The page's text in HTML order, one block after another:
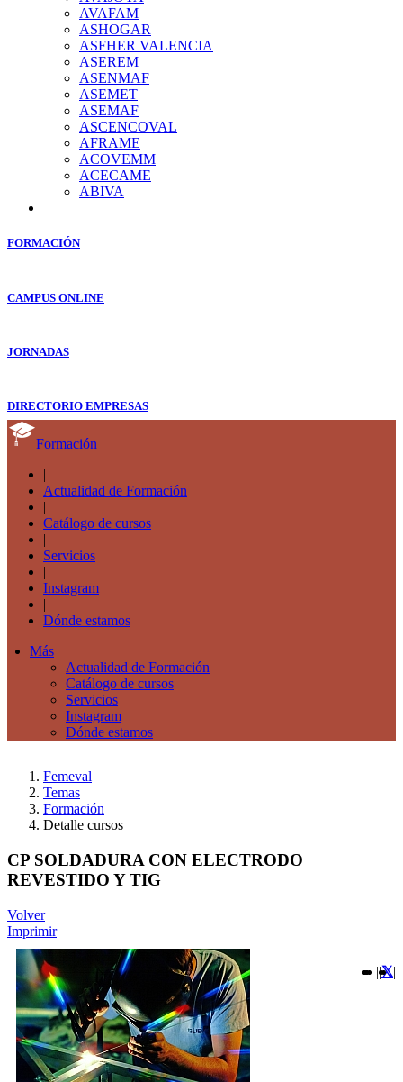
AVAFAM
ASHOGAR
ASFHER VALENCIA
ASEREM
ASENMAF
ASEMET
ASEMAF
ASCENCOVAL
AFRAME
ACOVEMM
ACECAME
ABIVA
FORMACIÓN
CAMPUS ONLINE
JORNADAS
DIRECTORIO EMPRESAS
Formación
|
Actualidad de Formación
|
Catálogo de cursos
|
Servicios
|
Instagram
|
Dónde estamos
Más
Actualidad de Formación
Catálogo de cursos
Servicios
Instagram
Dónde estamos
Femeval
Temas
Formación
Detalle cursos
CP SOLDADURA CON ELECTRODO
REVESTIDO Y TIG
Volver
Imprimir
|| |